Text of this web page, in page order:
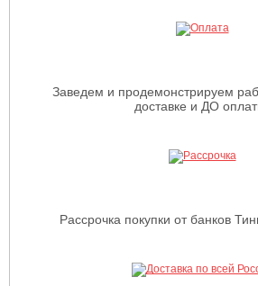
Заведем и продемонстрируем
доставке и ДО
Рассрочка покупки от банков